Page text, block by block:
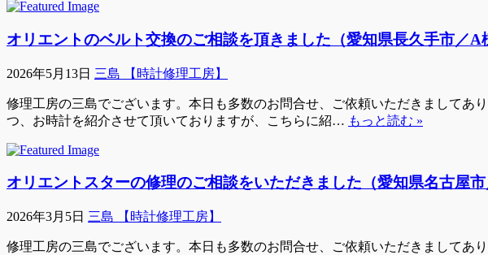
オリエントのベルト交換のご相談を頂きました（愛知県長久手市／A
2026年5月13日 三島 【時計修理工房】
修理工房の三島でございます。本日も多数のお問合せ、ご依頼いただきまして
つ、お時計を紹介させて頂いておりますが、こちらに紹… もっと読む »
オリエントスターの修理のご相談をいただきました（愛知県名古屋市
2026年3月5日 三島 【時計修理工房】
修理工房の三島でございます。本日も多数のお問合せ、ご依頼いただきましてあ